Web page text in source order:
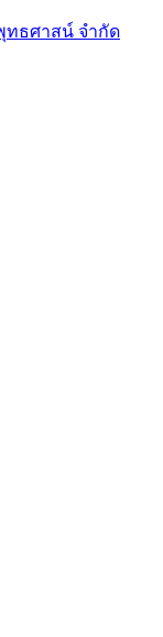
ทธศาสน์ จำกัด